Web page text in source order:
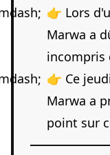
👉 Lors
Marwa a
incompris
👉 Ce
Marwa a
point sur